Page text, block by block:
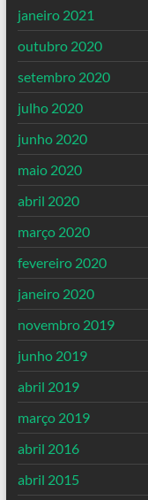
janeiro 2021
outubro 2020
setembro 2020
julho 2020
junho 2020
maio 2020
abril 2020
março 2020
fevereiro 2020
janeiro 2020
novembro 2019
junho 2019
abril 2019
março 2019
abril 2016
abril 2015